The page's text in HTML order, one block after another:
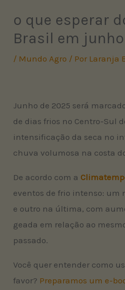
o que esperar
Brasil em junho
/ Mundo Agro / Por Laranja
Junho de 2025 será
de dias frios no Centro-Sul
intensificação da seca no
chuva volumosa na costa
De acordo com a
eventos de frio intenso: um
e outro na última, com
geada em relação ao
passado.
Você quer entender como
favor? Preparamos um e-